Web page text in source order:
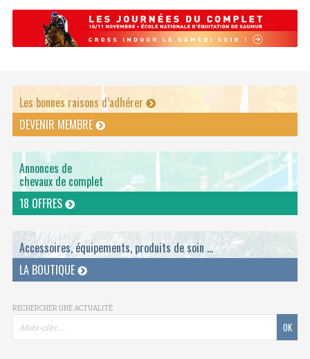
Les bonnes raisons d’adhérer
DEVENIR MEMBRE
Annonces de
chevaux de complet
18 OFFRES
Accessoires, équipements, produits de soin ...
LA BOUTIQUE
RECHERCHER UNE ACTUALITÉ